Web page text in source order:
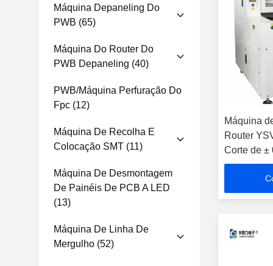
Máquina Depaneling Do
PWB (65)
Máquina Do Router Do
PWB Depaneling (40)
PWB/máquina Perfuração Do
Fpc (12)
Máquina De Recolha E
Colocação SMT (11)
Máquina De Desmontagem
De Painéis De PCB A LED
(13)
Máquina De Linha De
Mergulho (52)
Máquina
Router
Corte de ±
Câmera
Velocidade